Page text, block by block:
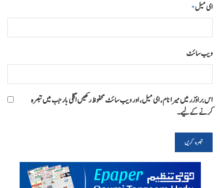
ای میل*
ویب‌ سائٹ
اس براؤزر میں میرا نام، ای میل، اور ویب سائٹ محفوظ رکھیں اگلی بار جب میں تبصرہ
کرنے کےلیے۔